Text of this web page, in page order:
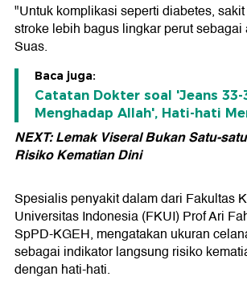
"Untuk komplikasi seperti diabetes,
stroke lebih bagus lingkar perut
Suas.
Baca juga:
Catatan Dokter soal 'Jeans 33-
Menghadap Allah', Hati-hati
NEXT: Lemak Viseral Bukan Satu-
Risiko Kematian Dini
Spesialis penyakit dalam dari Fakultas
Universitas Indonesia (FKUI) Prof Ari
SpPD-KGEH, mengatakan ukuran
sebagai indikator langsung risiko
dengan hati-hati.